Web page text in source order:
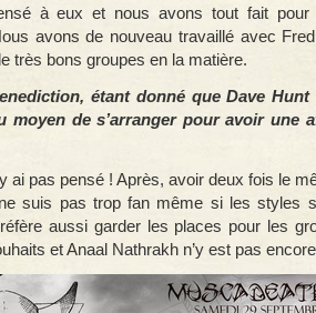
à eux et nous avons tout fait
avons de nouveau travaillé avec
très bons groupes en la matière.
étant donné que Dave Hunt
moyen de s’arranger pour avoir une
ai pas pensé ! Après, avoir deux fois le
suis pas trop fan même si les styles
aussi garder les places pour les
et Anaal Nathrakh n’y est pas